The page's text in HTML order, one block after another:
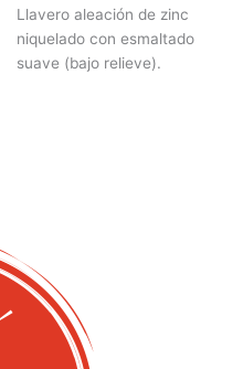
Llavero aleación de zinc
niquelado con esmaltado
suave (bajo relieve).